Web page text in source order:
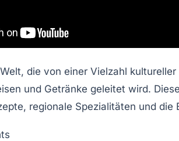
die von einer Vielzahl
und Getränke geleitet wird.
regionale Spezialitäten und